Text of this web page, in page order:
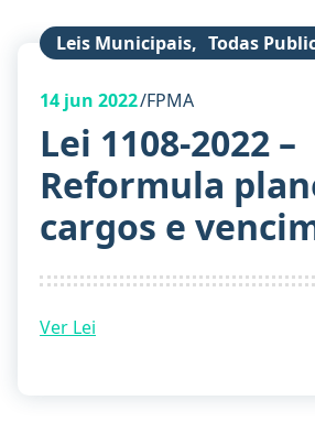
Leis Municipais, Todas
14 jun 2022 FPMA
Lei 1108-2022 –
Reformula
cargos e
Ver Lei